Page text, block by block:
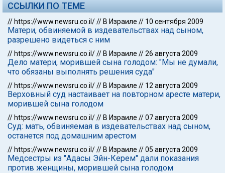
ССЫЛКИ ПО ТЕМЕ
// https://www.newsru.co.il/// В Израиле // 10 сентября 2009
Матери, обвиняемой в издевательствах над сыном,
разрешено видеться с ним
// https://www.newsru.co.il/// В Израиле //26 августа 2009
Дело матери, морившей сына голодом: "Мы не думали,
что обязаны выполнять решения суда"
// https://www.newsru.co.il/// В Израиле // 12 августа 2009
Верховный суд настаивает на повторном аресте матери,
морившей сына голодом
// https://www.newsru.co.il/// В Израиле //07 августа 2009
Суд: мать, обвиняемая в издевательствах над сыном,
останется под домашним арестом
// https://www.newsru.co.il/// В Израиле //05 августа 2009
Медсестры из "Адасы Эйн-Керем" дали показания
против женщины, морившей сына голодом